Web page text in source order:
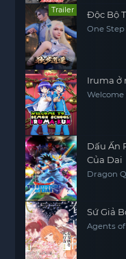
Trailer Độc Bộ
One
Iruma ở
Welcome to
Dấu Ấn
Của Dai
Dragon
Sứ Giả
Agents